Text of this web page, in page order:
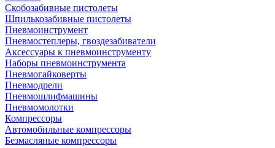
Скобозабивные пистолеты
Шпилькозабивные пистолеты
Пневмоинструмент
Пневмостеплеры, гвоздезабиватели
Аксессуары к пневмоинструменту
Наборы пневмоинструмента
Пневмогайковерты
Пневмодрели
Пневмошлифмашины
Пневмомолотки
Компрессоры
Автомобильные компрессоры
Безмасляные компрессоры